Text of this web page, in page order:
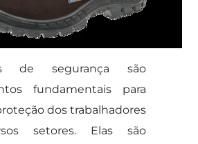
de segurança são
fundamentais para
dos trabalhadores
setores. Elas são